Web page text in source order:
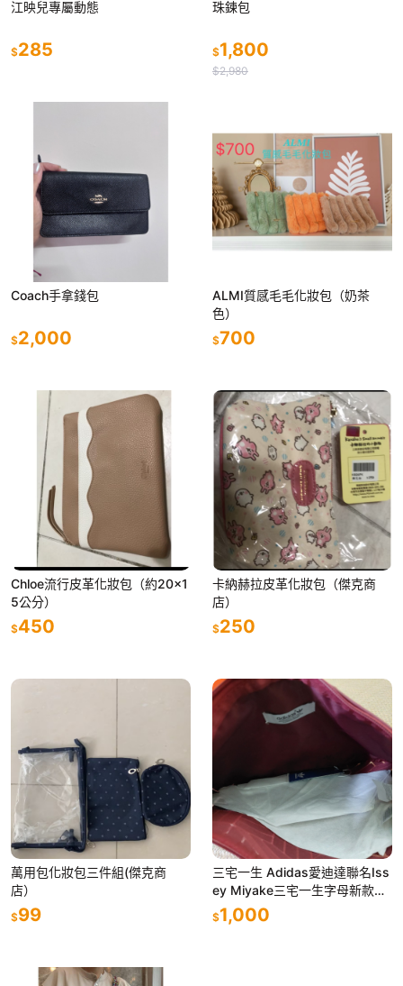
江映兒專屬動態
$285
珠鍊包
$1,800
$2,980
Coach手拿錢包
$2,000
ALMI質感毛毛化妝包（奶茶
色）
$700
Chloe流行皮革化妝包（約20x1
5公分）
$450
卡納赫拉皮革化妝包（傑克商
店）
$250
萬用包化妝包三件組(傑克商
店）
$99
三宅一生 Adidas愛迪達聯名Iss
ey Miyake三宅一生字母新款，
手拿包男女同款 顏色：酒紅色
$1,000